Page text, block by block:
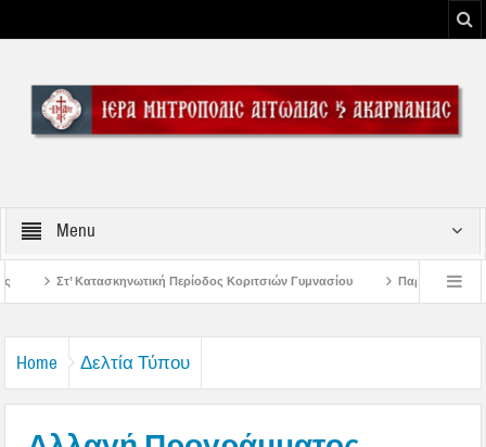
Menu
Κοριτσιών Γυμνασίου Παρακλήσεις πρώτης εβδομάδος
Home Δελτία Τύπου